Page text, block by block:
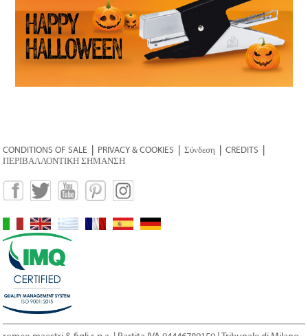
CONDITIONS OF SALE PRIVACY & COOKIES |Σύνδεση |CREDITS
ΠΕΡΙΒΑΛΛΟΝΤΙΚΗ ΣΗΜΑΝΣΗ